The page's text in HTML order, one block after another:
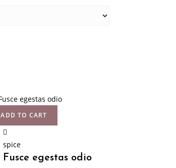
ADD TO CART
spice
Fusce egestas odio